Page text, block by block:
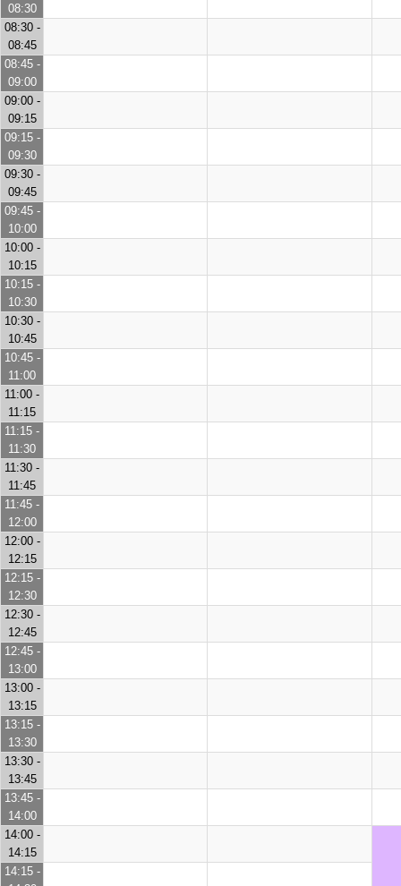
08:30
08:30 -
08:45
08:45 -
09:00
09:00 -
09:15
09:15 -
09:30
09:30 -
09:45
09:45 -
10:00
10:00 -
10:15
10:15 -
10:30
10:30 -
10:45
10:45 -
11:00
11:00 -
11:15
11:15 -
11:30
11:30 -
11:45
11:45 -
12:00
12:00 -
12:15
12:15 -
12:30
12:30 -
12:45
12:45 -
13:00
13:00 -
13:15
13:15 -
13:30
13:30 -
13:45
13:45 -
14:00
14:00 -
14:15
14:15 -